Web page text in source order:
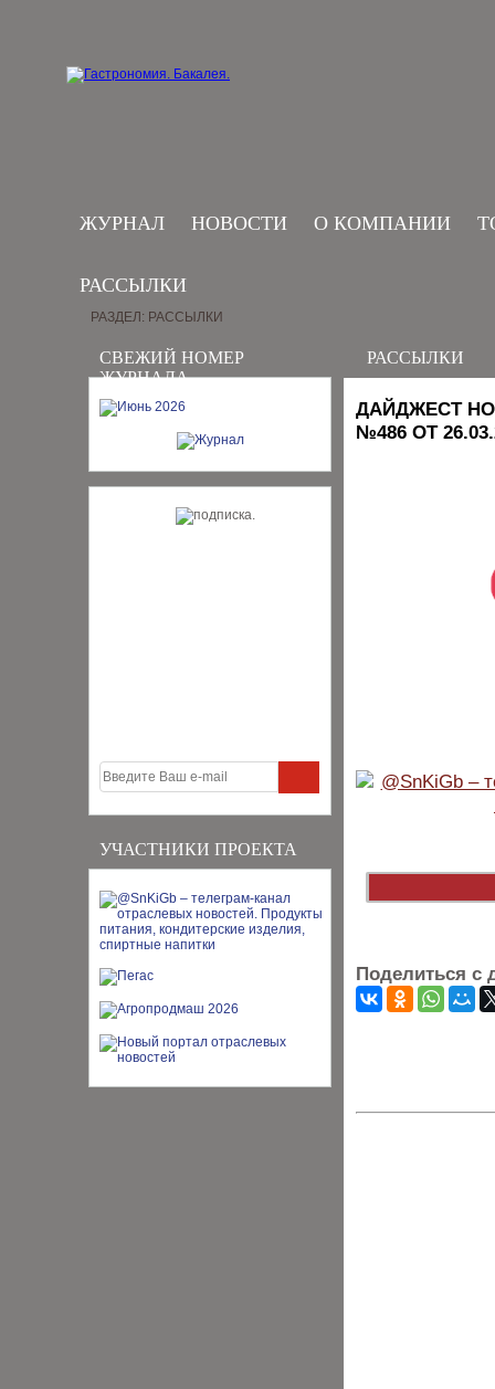
ЖУРНАЛ НОВОСТИ О КОМПАНИИ
РАССЫЛКИ
СВЕЖИЙ НОМЕР
ЖУРНАЛА
УЧАСТНИКИ ПРОЕКТА
РАЗДЕЛ: РАССЫЛКИ
РАССЫЛКИ
ДАЙДЖЕСТ
№486 ОТ
Поделиться с